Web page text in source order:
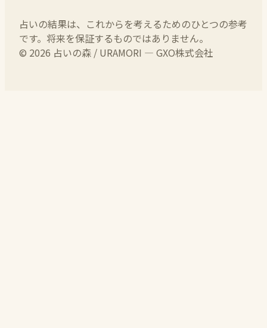
占いの結果は、これからを考えるためのひとつの参考
です。将来を保証するものではありません。
© 2026 占いの森 / URAMORI — GXO株式会社